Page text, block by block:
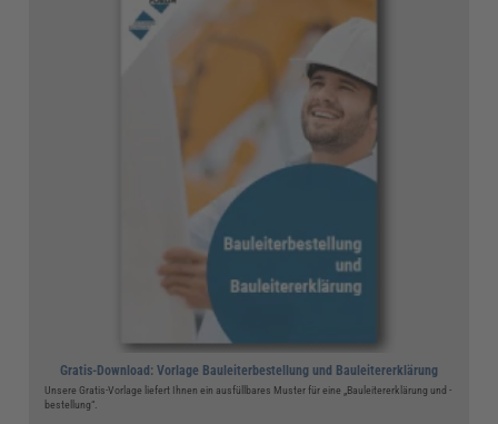
Gratis-Download: Vorlage Bauleiterbestellung und Bauleitererklärung
Unsere Gratis-Vorlage liefert Ihnen ein ausfüllbares Muster für eine „Bauleitererklärung und -
bestellung“.